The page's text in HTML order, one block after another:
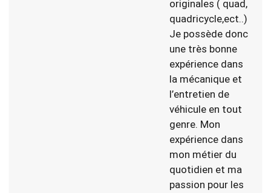
originales ( quad,
quadricycle,ect..)
Je possède donc
une très bonne
expérience dans
la mécanique et
l’entretien de
véhicule en tout
genre. Mon
expérience dans
mon métier du
quotidien et ma
passion pour les